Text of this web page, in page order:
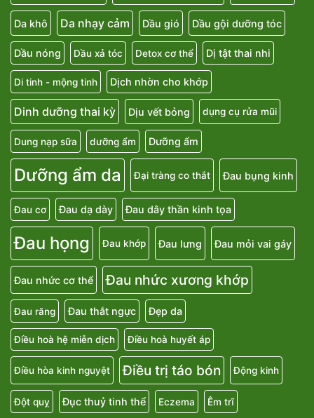
Da khô Da nhạy cảm Dầu gió Dầu gội dưỡng tóc
Dầu nóng Dầu xả tóc Detox cơ thể Dị tật thai nhi
Di tinh - mộng tinh Dịch nhờn cho khớp
Dinh dưỡng thai kỳ Dịu vết bỏng dụng cụ rửa mũi
Dung nạp sữa dưỡng ẩm Dưỡng ẩm
Dưỡng ẩm da Đại tràng co thắt Đau bụng kinh
Đau cơ Đau dạ dày Đau dây thần kinh tọa
Đau họng Đau khớp Đau lưng Đau mỏi vai gáy
Đau nhức cơ thể Đau nhức xương khớp
Đau răng Đau thắt ngực Đẹp da
Điều hoà hệ miễn dịch Điều hoà huyết áp
Điều hòa kinh nguyệt Điều trị táo bón Động kinh
Đột quỵ Đục thuỷ tinh thể Eczema Êm trĩ